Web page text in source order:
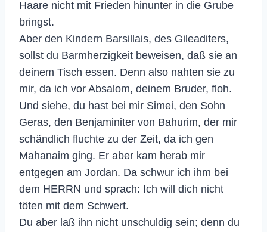
Haare nicht mit Frieden hinunter in die Grube
bringst.
Aber den Kindern Barsillais, des Gileaditers,
sollst du Barmherzigkeit beweisen, daß sie an
deinem Tisch essen. Denn also nahten sie zu
mir, da ich vor Absalom, deinem Bruder, floh.
Und siehe, du hast bei mir Simei, den Sohn
Geras, den Benjaminiter von Bahurim, der mir
schändlich fluchte zu der Zeit, da ich gen
Mahanaim ging. Er aber kam herab mir
entgegen am Jordan. Da schwur ich ihm bei
dem HERRN und sprach: Ich will dich nicht
töten mit dem Schwert.
Du aber laß ihn nicht unschuldig sein; denn du